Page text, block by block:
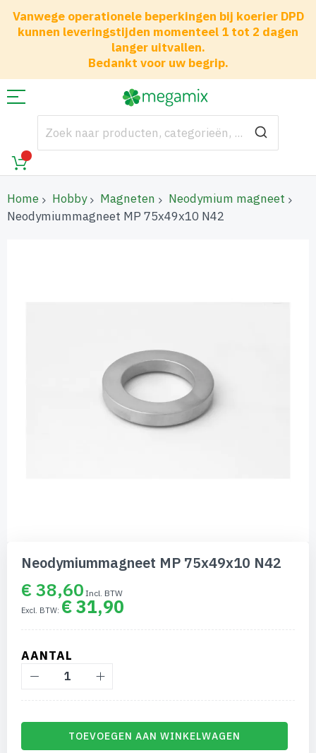
Vanwege operationele beperkingen bij koerier DPD
kunnen leveringstijden momenteel 1 tot 2 dagen
langer uitvallen.
Bedankt voor uw begrip.
Home Hobby Magneten
Neodymium magneet
Neodymiummagneet MP 75x49x10 N42
naar
begin
Neodymiummagneet MP 75x49x10 N42
€ 38,60
€ 31,90
AANTAL
TOEVOEGEN AAN WINKELWAGEN